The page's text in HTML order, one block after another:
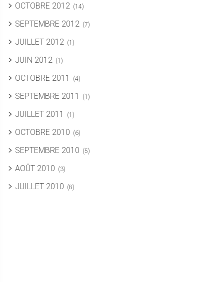
OCTOBRE 2012 (14)
SEPTEMBRE 2012 (7)
JUILLET 2012 (1)
JUIN 2012 (1)
OCTOBRE 2011 (4)
SEPTEMBRE 2011 (1)
JUILLET 2011 (1)
OCTOBRE 2010 (6)
SEPTEMBRE 2010 (5)
AOÛT 2010 (3)
JUILLET 2010 (8)